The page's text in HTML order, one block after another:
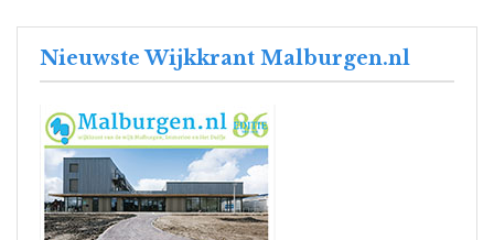
Nieuwste Wijkkrant Malburgen.nl